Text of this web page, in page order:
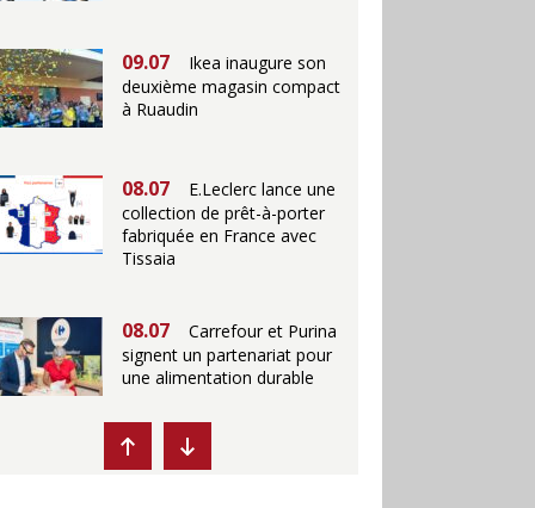
09.07
Ikea inaugure son
deuxième magasin compact
à Ruaudin
08.07
E.Leclerc lance une
collection de prêt-à-porter
fabriquée en France avec
Tissaia
08.07
Carrefour et Purina
signent un partenariat pour
une alimentation durable
07.07
Ikea propose des